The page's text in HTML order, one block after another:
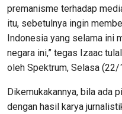
premanisme terhadap
itu, sebetulnya ingin
Indonesia yang selama ini
negara ini,” tegas Izaac
oleh Spektrum, Selasa
Dikemukakannya, bila ada
dengan hasil karya